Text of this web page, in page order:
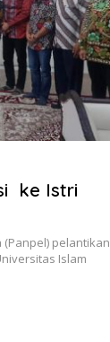
ke Istri
(Panpel) pelantikan
Islam